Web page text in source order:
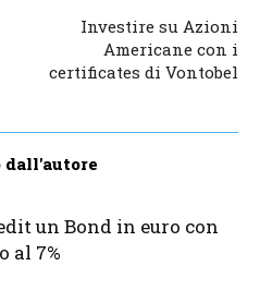
Investire su Azioni
Americane con i
certificates di Vontobel
dall'autore
un Bond in euro con
al 7%